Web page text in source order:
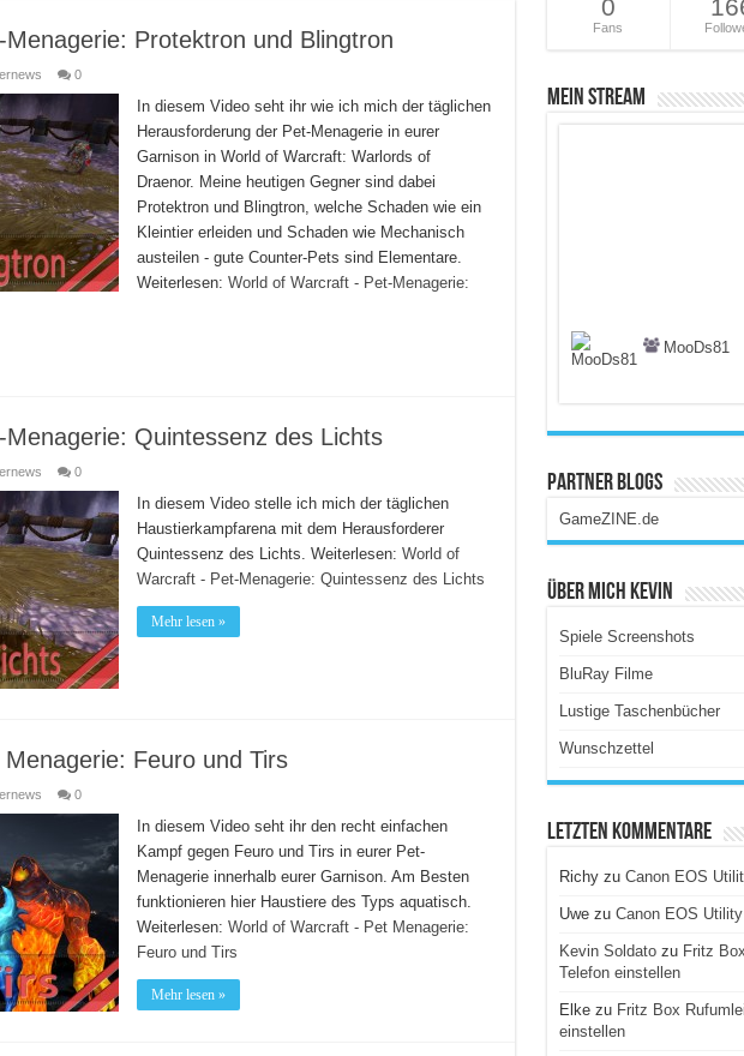
Protektron und Blingtron
0
In diesem Video seht ihr wie ich mich der täglichen
Herausforderung der Pet-Menagerie in eurer
Garnison in World of Warcraft: Warlords of
Draenor. Meine heutigen Gegner sind dabei
Protektron und Blingtron, welche Schaden wie ein
Kleintier erleiden und Schaden wie Mechanisch
austeilen - gute Counter-Pets sind Elementare.
Weiterlesen: World of Warcraft - Pet-Menagerie:
Quintessenz des Lichts
0
In diesem Video stelle ich mich der täglichen
Haustierkampfarena mit dem Herausforderer
Quintessenz des Lichts. Weiterlesen: World of
Warcraft - Pet-Menagerie: Quintessenz des Lichts
Mehr lesen »
Feuro und Tirs
0
In diesem Video seht ihr den recht einfachen
Kampf gegen Feuro und Tirs in eurer Pet-
Menagerie innerhalb eurer Garnison. Am Besten
funktionieren hier Haustiere des Typs aquatisch.
Weiterlesen: World of Warcraft - Pet Menagerie:
Feuro und Tirs
Mehr lesen »
0
Fans
Mein Stream
MooDs81
Partner Blogs
GameZINE.de
Über Mich Kevin
Spiele Screenshots
BluRay Filme
Lustige Taschenbücher
Wunschzettel
Letzten Kommentare
Richyzu Canon EOS
Uwezu Canon EOS
Kevin Soldatozu Fritz
Telefon einstellen
Elkezu Fritz Box
einstellen